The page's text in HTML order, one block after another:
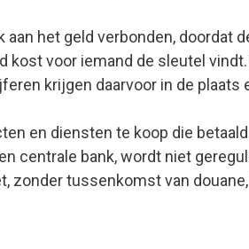
aan het geld verbonden,
kost voor iemand de sleutel
krijgen daarvoor in de plaats
en diensten te koop die
centrale bank, wordt niet
zonder tussenkomst van